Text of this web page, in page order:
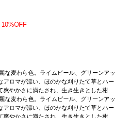
10%OFF
な麦わら色。ライムピール、グリーンアッ
ロマが漂い、ほのかな刈りたて草とハー
やかさに満たされ、生き生きとした柑橘
鮮やかで、素晴らしい余韻のフィニッシ
ト肉、クリーミーなリゾットなどと好相
証サステナブル：certified sustainable Aust
な麦わら色。ライムピール、グリーンアッ
ロマが漂い、ほのかな刈りたて草とハー
やかさに満たされ、生き生きとした柑橘